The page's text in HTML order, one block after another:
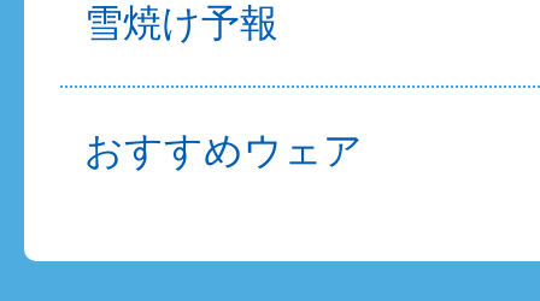
雪焼け予報
おすすめウェア